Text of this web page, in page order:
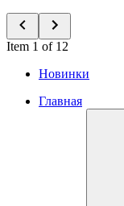
Item 1 of 12
Новинки
Главная